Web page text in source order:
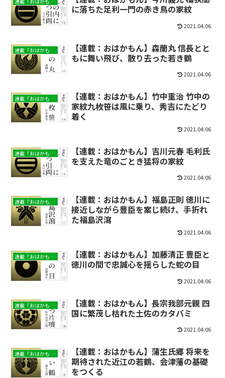
に落ちた足利一門の赤き鳥の家紋
2021.04.06
連載「おはかもん」
【連載：おはかもん】森蘭丸 信長とと
もに舞い飛び、散り去った若き鶴
2021.04.06
連載「おはかもん」
【連載：おはかもん】竹中重治 竹中の
家紋九枚笹は風に乗り、秀吉にたどり
着く
2021.04.06
連載「おはかもん」
【連載：おはかもん】吉川元春 毛利氏
を支えた竜のごとき猛将の家紋
2021.04.06
連載「おはかもん」
【連載：おはかもん】福島正則 徳川に
接近しながら豊臣を案じ続け、手折れ
た福島沢瀉
2021.04.06
連載「おはかもん」
【連載：おはかもん】加藤清正 豊臣と
徳川の間で忠誠心を揺らした蛇の目
2021.04.06
連載「おはかもん」
【連載：おはかもん】長宗我部元親 四
国に繁茂し枯れた土佐のカタバミ
2021.04.06
連載「おはかもん」
【連載：おはかもん】蒲生氏郷 将来を
期待された近江の若鶴、会津藩の基礎
をつくる